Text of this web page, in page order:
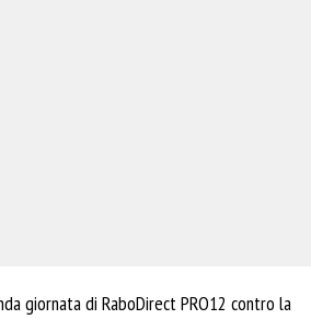
giornata di RaboDirect PRO12 contro la